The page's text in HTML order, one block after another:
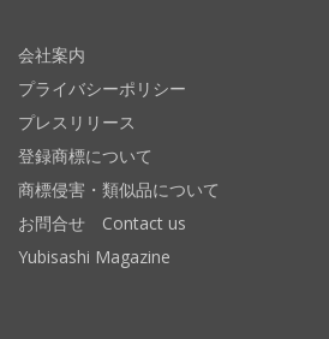
会社案内
プライバシーポリシー
プレスリリース
登録商標について
商標侵害・類似品について
お問合せ Contact us
Yubisashi Magazine